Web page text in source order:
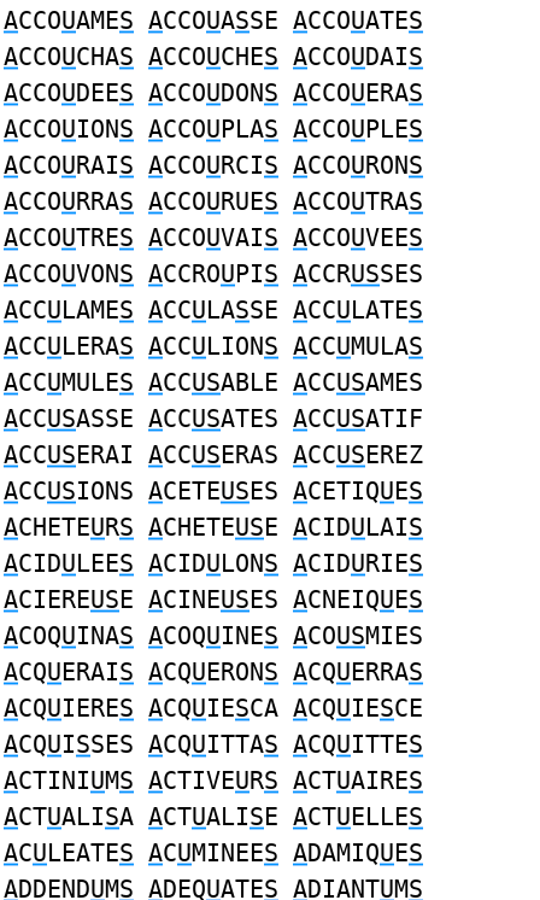
ACCOUAMES ACCOUASSE ACCOUATES
ACCOUCHAS ACCOUCHES ACCOUDAIS
ACCOUDEES ACCOUDONS ACCOUERAS
ACCOUIONS ACCOUPLAS ACCOUPLES
ACCOURAIS ACCOURCIS ACCOURONS
ACCOURRAS ACCOURUES ACCOUTRAS
ACCOUTRES ACCOUVAIS ACCOUVEES
ACCOUVONS ACCROUPIS ACCRUSSES
ACCULAMES ACCULASSE ACCULATES
ACCULERAS ACCULIONS ACCUMULAS
ACCUMULES ACCUSABLE ACCUSAMES
ACCUSASSE ACCUSATES ACCUSATIF
ACCUSERAI ACCUSERAS ACCUSEREZ
ACCUSIONS ACETEUSES ACETIQUES
ACHETEURS ACHETEUSE ACIDULAIS
ACIDULEES ACIDULONS ACIDURIES
ACIEREUSE ACINEUSES ACNEIQUES
ACOQUINAS ACOQUINES ACOUSMIES
ACQUERAIS ACQUERONS ACQUERRAS
ACQUIERES ACQUIESCA ACQUIESCE
ACQUISSES ACQUITTAS ACQUITTES
ACTINIUMS ACTIVEURS ACTUAIRES
ACTUALISA ACTUALISE ACTUELLES
ACULEATES ACUMINEES ADAMIQUES
ADDENDUMS ADEQUATES ADIANTUMS